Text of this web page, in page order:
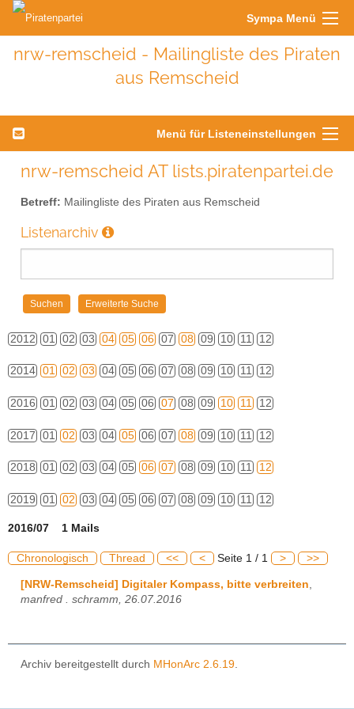
Sympa Menü
nrw-remscheid - Mailingliste des Piraten
aus Remscheid
Menü für Listeneinstellungen
nrw-remscheid AT lists.piratenpartei.de
Betreff: Mailingliste des Piraten aus Remscheid
Listenarchiv
2012 01 02 03 04 05 06 07 08 09 10 11 12
2014 01 02 03 04 05 06 07 08 09 10 11 12
2016 01 02 03 04 05 06 07 08 09 10 11 12
2017 01 02 03 04 05 06 07 08 09 10 11 12
2018 01 02 03 04 05 06 07 08 09 10 11 12
2019 01 02 03 04 05 06 07 08 09 10 11 12
2016/07 1 Mails
Chronologisch Thread << < Seite 1 / 1 > >>
[NRW-Remscheid] Digitaler Kompass, bitte verbreiten,
manfred . schramm, 26.07.2016
Archiv bereitgestellt durch MHonArc 2.6.19